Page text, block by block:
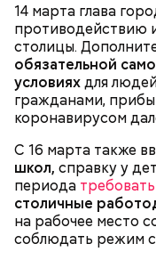
14 марта глава
противодействию
столицы.
обязательной
условияхдля
гражданами,
коронавирусом
С 16 марта также
школ, справку у
периода
столичные
на рабочее место
соблюдать режим
За свою земную
добрых дел во
Очищенный сырой
нашинковать
кожицы и семян,
нарезать вареный
перемешать,
в салатник горкой
сельдерея,
ломтиками яблок.